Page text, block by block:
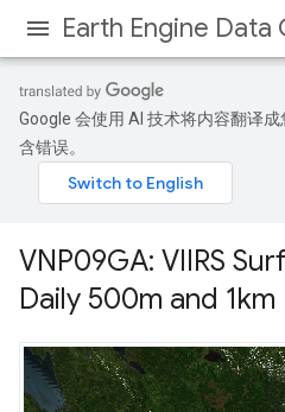
Earth Engine Data
Google 会使用 AI 技术将内容翻译
含错误。
VNP09GA: VIIRS
Daily 500m and 1km